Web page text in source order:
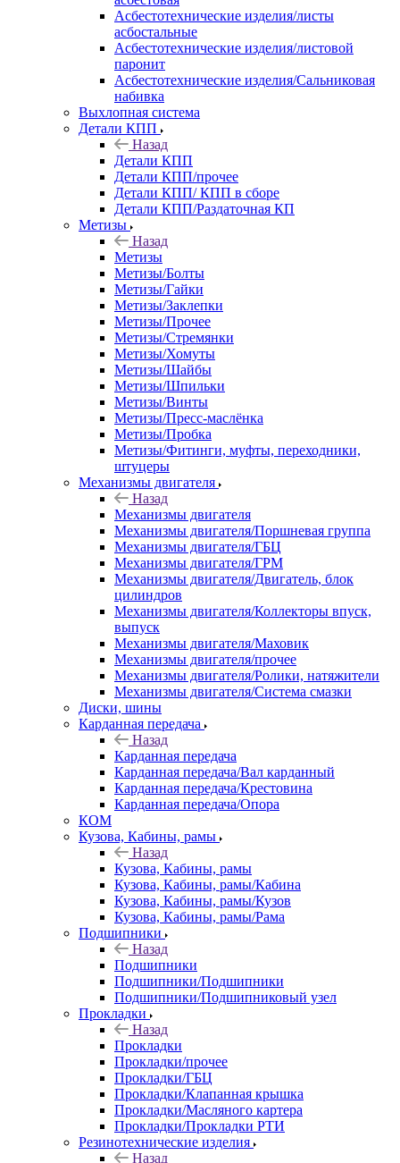
Асбестотехнические изделия/листы
асбостальные
Асбестотехнические изделия/листовой
паронит
Асбестотехнические изделия/Сальниковая
набивка
Выхлопная система
Детали КПП
Назад
Детали КПП
Детали КПП/прочее
Детали КПП/ КПП в сборе
Детали КПП/Раздаточная КП
Метизы
Назад
Метизы
Метизы/Болты
Метизы/Гайки
Метизы/Заклепки
Метизы/Прочее
Метизы/Стремянки
Метизы/Хомуты
Метизы/Шайбы
Метизы/Шпильки
Метизы/Винты
Метизы/Пресс-маслёнка
Метизы/Пробка
Метизы/Фитинги, муфты, переходники,
штуцеры
Механизмы двигателя
Назад
Механизмы двигателя
Механизмы двигателя/Поршневая группа
Механизмы двигателя/ГБЦ
Механизмы двигателя/ГРМ
Механизмы двигателя/Двигатель, блок
цилиндров
Механизмы двигателя/Коллекторы впуск,
выпуск
Механизмы двигателя/Маховик
Механизмы двигателя/прочее
Механизмы двигателя/Ролики, натяжители
Механизмы двигателя/Система смазки
Диски, шины
Карданная передача
Назад
Карданная передача
Карданная передача/Вал карданный
Карданная передача/Крестовина
Карданная передача/Опора
КОМ
Кузова, Кабины, рамы
Назад
Кузова, Кабины, рамы
Кузова, Кабины, рамы/Кабина
Кузова, Кабины, рамы/Кузов
Кузова, Кабины, рамы/Рама
Подшипники
Назад
Подшипники
Подшипники/Подшипники
Подшипники/Подшипниковый узел
Прокладки
Назад
Прокладки
Прокладки/прочее
Прокладки/ГБЦ
Прокладки/Клапанная крышка
Прокладки/Масляного картера
Прокладки/Прокладки РТИ
Резинотехнические изделия
Назад